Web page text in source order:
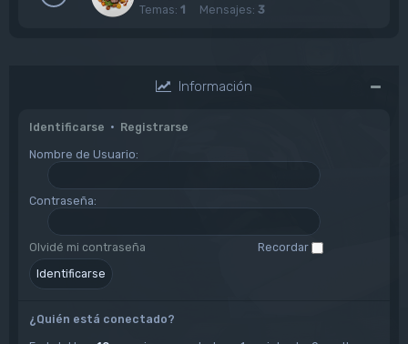
Temas: 1 Mensajes: 3
Información
Identificarse • Registrarse
Nombre de Usuario:
Contraseña:
Olvidé mi contraseña Recordar
¿Quién está conectado?